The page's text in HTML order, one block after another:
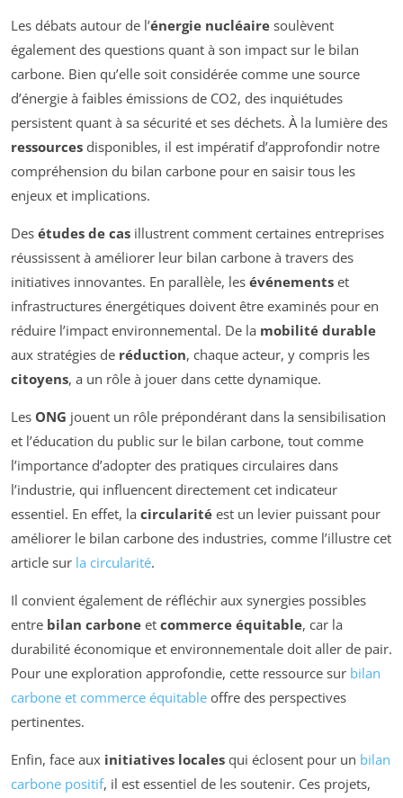
Les débats autour de l’énergie nucléaire soulèvent
également des questions quant à son impact sur le bilan
carbone. Bien qu’elle soit considérée comme une source
d’énergie à faibles émissions de CO2, des inquiétudes
persistent quant à sa sécurité et ses déchets. À la lumière des
ressources disponibles, il est impératif d’approfondir notre
compréhension du bilan carbone pour en saisir tous les
enjeux et implications.
Des études de cas illustrent comment certaines entreprises
réussissent à améliorer leur bilan carbone à travers des
initiatives innovantes. En parallèle, les événements et
infrastructures énergétiques doivent être examinés pour en
réduire l’impact environnemental. De la mobilité durable
aux stratégies de réduction, chaque acteur, y compris les
citoyens, a un rôle à jouer dans cette dynamique.
Les ONG jouent un rôle prépondérant dans la sensibilisation
et l’éducation du public sur le bilan carbone, tout comme
l’importance d’adopter des pratiques circulaires dans
l’industrie, qui influencent directement cet indicateur
essentiel. En effet, la circularité est un levier puissant pour
améliorer le bilan carbone des industries, comme l’illustre cet
article sur la circularité.
Il convient également de réfléchir aux synergies possibles
entre bilan carbone et commerce équitable, car la
durabilité économique et environnementale doit aller de pair.
Pour une exploration approfondie, cette ressource sur bilan
carbone et commerce équitable offre des perspectives
pertinentes.
Enfin, face aux initiatives locales qui éclosent pour un bilan
carbone positif, il est essentiel de les soutenir. Ces projets,